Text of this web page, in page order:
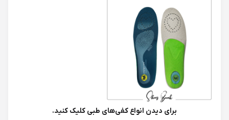
برای دیدن انواع کفی‌های طبی کلیک کنید.